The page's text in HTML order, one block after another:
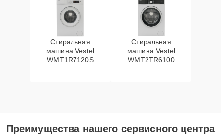
Стиральная
машина Vestel
WMT1R7120S
Стиральная
машина Vestel
WMT2TR6100
Преимущества нашего сервисного центра